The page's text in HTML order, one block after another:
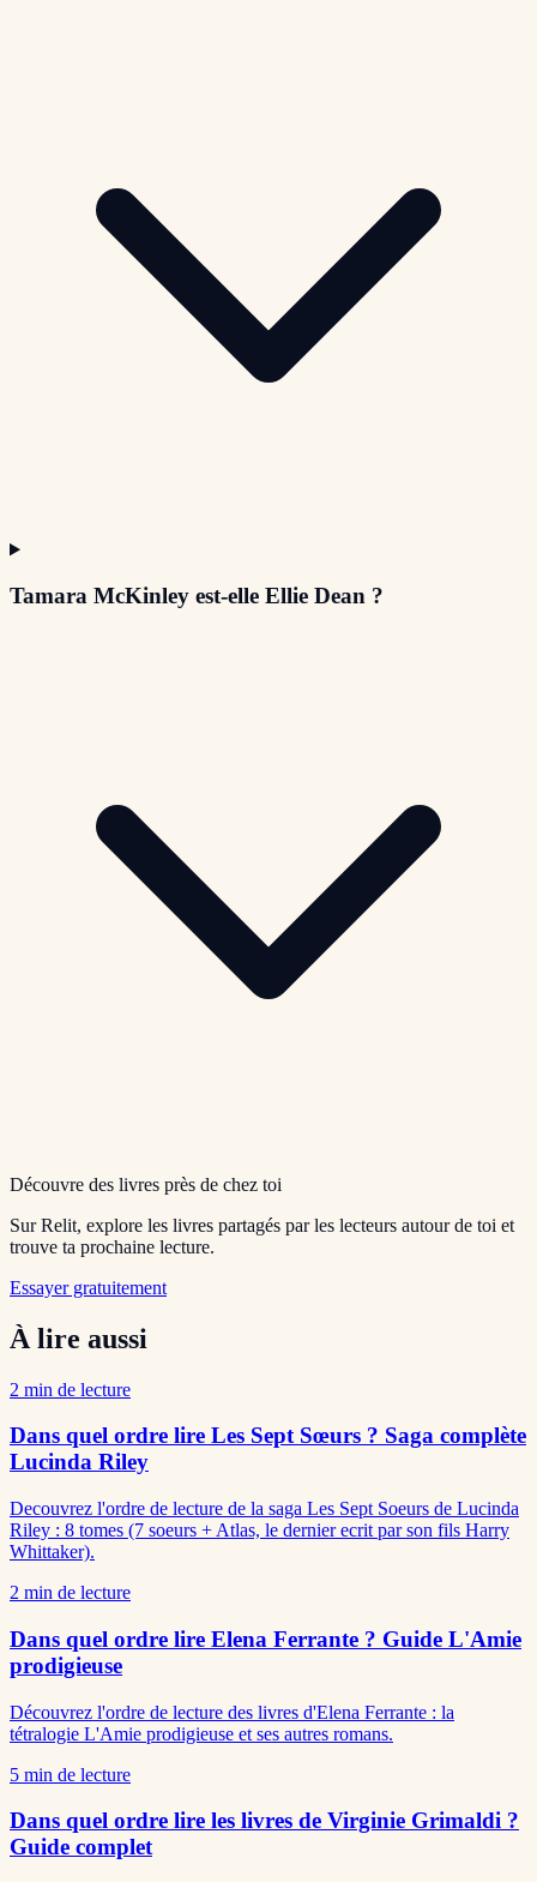
Tamara McKinley est-elle Ellie Dean ?
Découvre des livres près de chez toi
Sur Relit, explore les livres partagés par les lecteurs autour de toi et
trouve ta prochaine lecture.
Essayer gratuitement
À lire aussi
2 min de lecture
Dans quel ordre lire Les Sept Sœurs ? Saga complète
Lucinda Riley
Decouvrez l'ordre de lecture de la saga Les Sept Soeurs de Lucinda
Riley : 8 tomes (7 soeurs + Atlas, le dernier ecrit par son fils Harry
Whittaker).
2 min de lecture
Dans quel ordre lire Elena Ferrante ? Guide L'Amie
prodigieuse
Découvrez l'ordre de lecture des livres d'Elena Ferrante : la
tétralogie L'Amie prodigieuse et ses autres romans.
5 min de lecture
Dans quel ordre lire les livres de Virginie Grimaldi ?
Guide complet